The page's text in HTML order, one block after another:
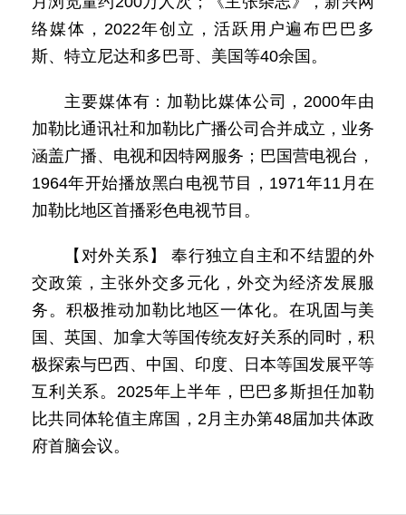
络媒体，2022年创立，活跃用户遍布巴巴多
斯、特立尼达和多巴哥、美国等40余国。
主要媒体有：加勒比媒体公司，2000年由
加勒比通讯社和加勒比广播公司合并成立，业务
涵盖广播、电视和因特网服务；巴国营电视台，
1964年开始播放黑白电视节目，1971年11月在
加勒比地区首播彩色电视节目。
【对外关系】 奉行独立自主和不结盟的外
交政策，主张外交多元化，外交为经济发展服
务。积极推动加勒比地区一体化。在巩固与美
国、英国、加拿大等国传统友好关系的同时，积
极探索与巴西、中国、印度、日本等国发展平等
互利关系。2025年上半年，巴巴多斯担任加勒
比共同体轮值主席国，2月主办第48届加共体政
府首脑会议。